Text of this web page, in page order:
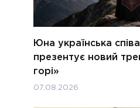
Юна українська
презентує новий
горі»
07.08.2026